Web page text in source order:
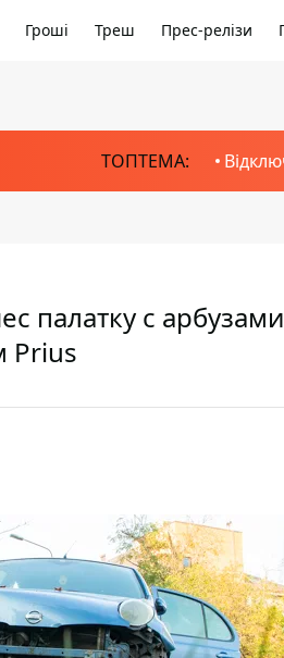
Гроші Треш Прес-релізи
ТОПТЕМА:
палатку с
Prius